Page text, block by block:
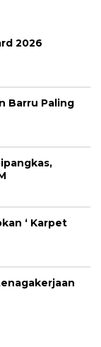
2026
Barru Paling
‘ Karpet